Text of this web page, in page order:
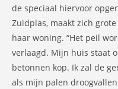
de speciaal hiervoor
Zuidplas, maakt zich
haar woning. “Het peil
verlaagd. Mijn huis staat
betonnen kop. Ik zal de
als mijn palen